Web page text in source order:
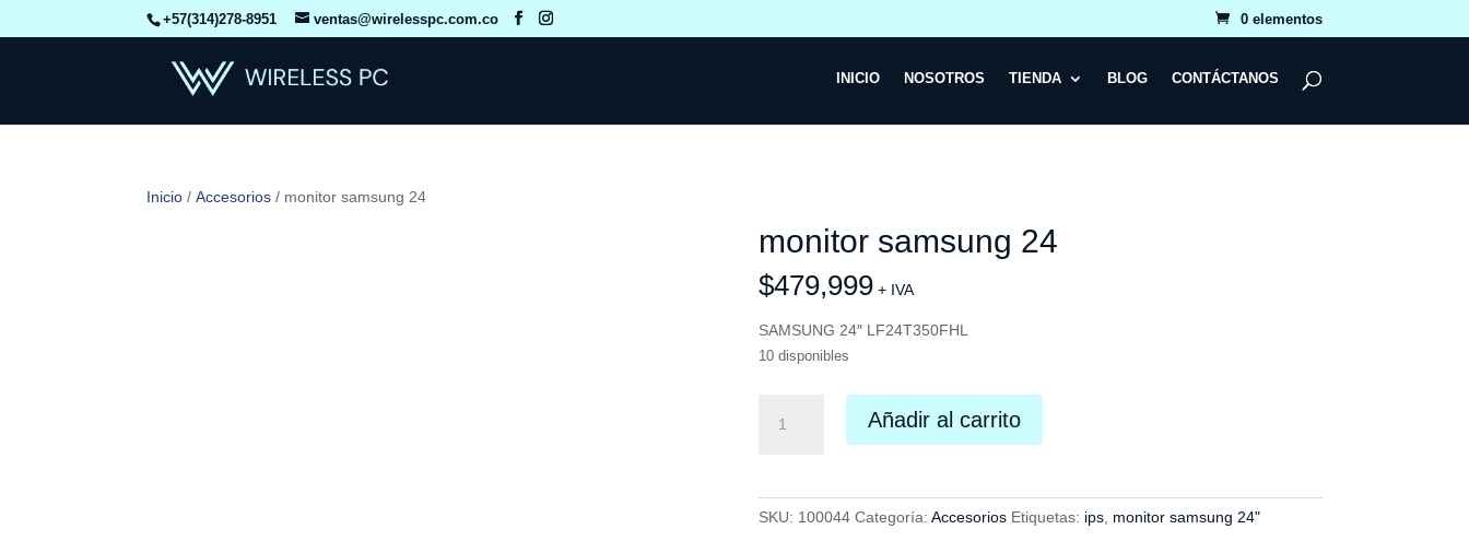
+57(314)278-8951 ventas@wirelesspc.com.co 0 elementos
INICIO NOSOTROS TIENDA BLOG CONTÁCTANOS
Inicio /Accesorios / monitor samsung 24
monitor samsung 24
$479,999 + IVA
SAMSUNG 24″ LF24T350FHL
10 disponibles
samsung
Añadir al carrito
SKU: 100044 Categoría: Accesorios Etiquetas: ips, monitor samsung 24"